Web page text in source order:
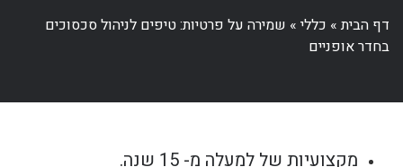
דף הבית» כללי» שמירה על פרטיות: טיפים לניהול סכסוכים
בחדר אופניים
מקצועיות של למעלה מ- 15 שנה.